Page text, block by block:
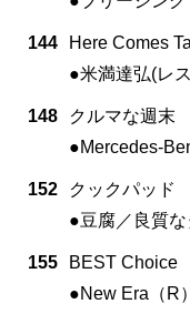
144
Here Comes
●米満達弘(レ
148
クルマな週末
●Mercedes-
152
クックパッド
●豆腐／良質な
155
BEST Choice
●New Era（R